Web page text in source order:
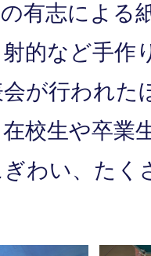
有志による
的など手作
が行われた
校生や卒業
わい、たく